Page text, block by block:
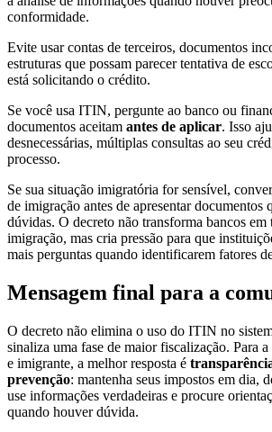
conformidade.
Evite usar contas de terceiros, documentos
estruturas que possam parecer tentativa de
está solicitando o crédito.
Se você usa ITIN, pergunte ao banco ou
documentos aceitam antes de aplicar. Isso
desnecessárias, múltiplas consultas ao seu
processo.
Se sua situação imigratória for sensível,
de imigração antes de apresentar documentos
dúvidas. O decreto não transforma bancos em
imigração, mas cria pressão para que
mais perguntas quando identificarem fatores
Mensagem final para a
O decreto não elimina o uso do ITIN no
sinaliza uma fase de maior fiscalização. Para
e imigrante, a melhor resposta é
prevenção: mantenha seus impostos em dia,
use informações verdadeiras e procure
quando houver dúvida.